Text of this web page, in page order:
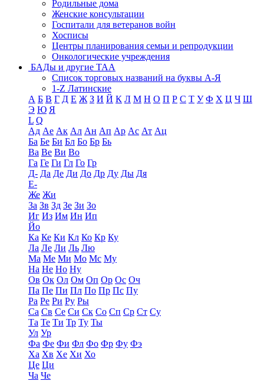
Родильные дома
Женские консультации
Госпитали для ветеранов войн
Хосписы
Центры планирования семьи и репродукции
Онкологические учреждения
БАДы и другие ТАА
Список торговых названий на буквы А-Я
1-Z Латинские
А Б В Г Д Е Ж З И Й К Л М Н О П Р С Т У Ф Х Ц Ч Ш
Э Ю Я
L Q
Ад Ае Ак Ал Ан Ап Ар Ас Ат Ац
Ба Бе Би Бл Бо Бр Бь
Ва Ве Ви Во
Га Ге Ги Гл Го Гр
Д- Да Де Ди До Др Ду Ды Дя
Е-
Же Жи
За Зв Зд Зе Зи Зо
Иг Из Им Ин Ип
Йо
Ка Ке Ки Кл Ко Кр Ку
Ла Ле Ли Ль Лю
Ма Ме Ми Мо Мс Му
На Не Но Ну
Ов Ок Ол Ом Оп Ор Ос Оч
Па Пе Пи Пл По Пр Пс Пу
Ра Ре Ри Ру Ры
Са Св Се Си Ск Со Сп Ср Ст Су
Та Те Ти Тр Ту Ты
Ул Ур
Фа Фе Фи Фл Фо Фр Фу Фэ
Ха Хв Хе Хи Хо
Це Ци
Ча Че